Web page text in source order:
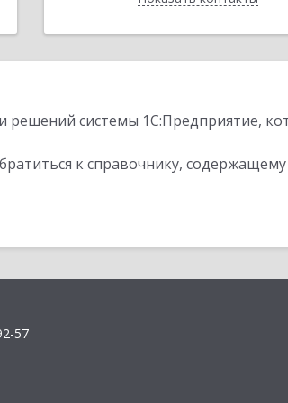
решений системы 1С:Предприятие,
к справочнику, содержащему
57